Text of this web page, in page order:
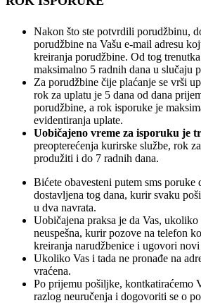
Nakon što ste potvrdili porudžbinu,
porudžbine na Vašu e-mail adresu
kreiranja porudžbine. Od tog
maksimalno 5 radnih dana u slučaju
Za porudžbine čije plaćanje se vrši
rok za uplatu je 5 dana od dana
porudžbine, a rok isporuke je
evidentiranja uplate.
Uobičajeno vreme za isporuku je
preopterećenja kurirske službe, rok
produžiti i do 7 radnih dana.
Bićete obavesteni putem sms poruke
dostavljena tog dana, kurir svaku
u dva navrata.
Uobičajena praksa je da Vas,
neuspešna, kurir pozove na telefon
kreiranja narudžbenice i ugovori
Ukoliko Vas i tada ne pronađe na
vraćena.
Po prijemu pošiljke, kontkatiraćemo
razlog neuručenja i dogovoriti se o